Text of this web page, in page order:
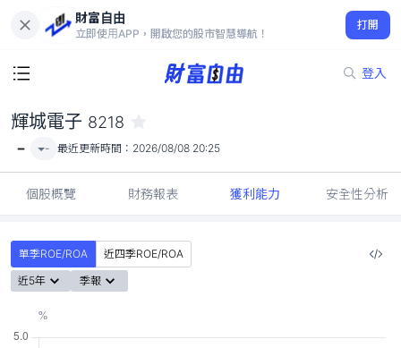
財富自由
立即使用APP，開啟您的股市智慧導航！
打開
登入
-
輝城電子 8218
- - 最近更新時間： 2026/08/08 20:25
個股概覽 財務報表 獲利能力 安全性分析
單季ROE/ROA
近四季ROE/ROA
近5年
季報